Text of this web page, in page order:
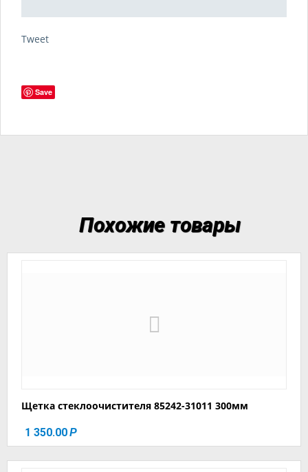
Tweet
Save
Похожие товары
Щетка стеклоочистителя 85242-31011 300мм
1 350.00Р